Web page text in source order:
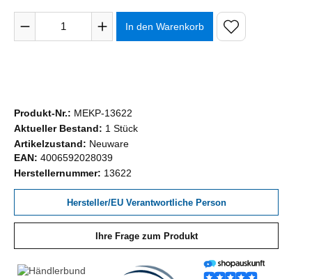
Produkt Anzahl: Gib den gewünschten Wert ein oder
In den Warenkorb
Produkt-Nr.: MEKP-13622
Aktueller Bestand: 1 Stück
Artikelzustand: Neuware
EAN: 4006592028039
Herstellernummer: 13622
Hersteller/EU Verantwortliche Person
Ihre Frage zum Produkt